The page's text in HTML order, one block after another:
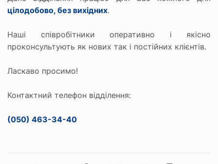
цілодобово, без вихідних.
Наші співробітники оперативно і якісно
проконсультують як нових так і постійних клієнтів.
Ласкаво просимо!
Контактний телефон відділення:
(050) 463-34-40